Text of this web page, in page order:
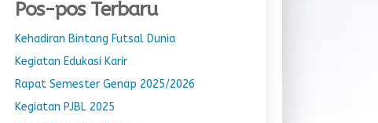
Pos-pos Terbaru
Kehadiran Bintang Futsal Dunia
Kegiatan Edukasi Karir
Rapat Semester Genap 2025/2026
Kegiatan PJBL 2025